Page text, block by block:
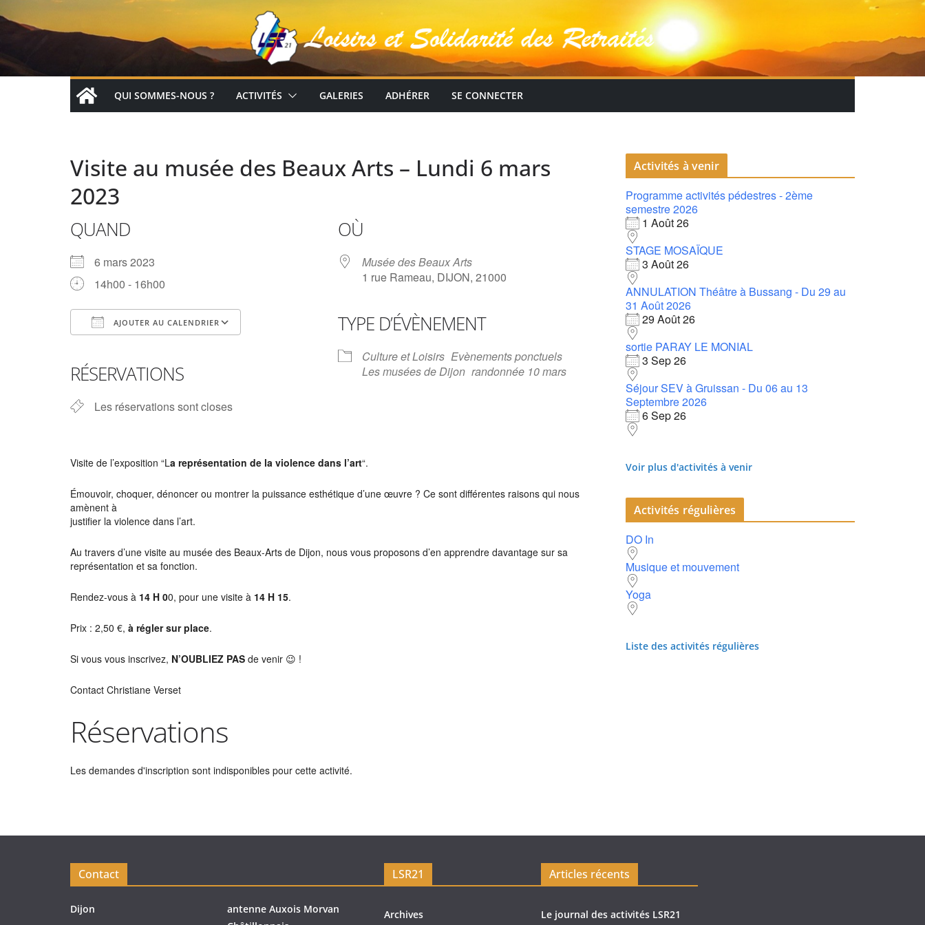
QUI SOMMES-NOUS ? ACTIVITÉS GALERIES ADHÉRER SE CONNECTER
Visite au musée des Beaux Arts – Lundi 6 mars
2023
QUAND
6 mars 2023
14h00 - 16h00
AJOUTER AU CALENDRIER
Calendrier Google Outlook Live
RÉSERVATIONS
Les réservations sont closes
OÙ
Musée des Beaux Arts
1 rue Rameau, DIJON, 21000
TYPE D’ÉVÈNEMENT
Culture et Loisirs Evènements ponctuels
Les musées de Dijon randonnée 10 mars
Visite de l’exposition “La représentation de la violence dans l’art“.
Émouvoir, choquer, dénoncer ou montrer la puissance esthétique d’une œuvre ? Ce sont différentes raisons qui nous
amènent à
justifier la violence dans l’art.
Au travers d’une visite au musée des Beaux-Arts de Dijon, nous vous proposons d’en apprendre davantage sur sa
représentation et sa fonction.
Rendez-vous à 14 H 00, pour une visite à 14 H 15.
Prix : 2,50 €, à régler sur place.
Si vous vous inscrivez, N’OUBLIEZ PAS de venir 😉 !
Contact Christiane Verset
Réservations
Les demandes d'inscription sont indisponibles pour cette activité.
Activités à venir
Programme activités pédestres - 2ème
semestre 2026
1 Août 26
STAGE MOSAÏQUE
3 Août 26
ANNULATION Théâtre à Bussang - Du 29 au
31 Août 2026
29 Août 26
sortie PARAY LE MONIAL
3 Sep 26
Séjour SEV à Gruissan - Du 06 au 13
Septembre 2026
6 Sep 26
Voir plus d'activités à venir
Activités régulières
DO In
Musique et mouvement
Yoga
Liste des activités régulières
Contact
Dijon
antenne Auxois Morvan
LSR21
Archives
Articles récents
Le journal des activités LSR21